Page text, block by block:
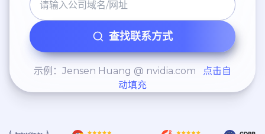
Cliente | Logística
Comercial | Gestão de
Pedidos | Propostas
Comerciais |
Dimensionamento de
Cargas | Controle de Frete |
查找联系方式
示例：Jensen Huang @ nvidia.com
点击自
动填充